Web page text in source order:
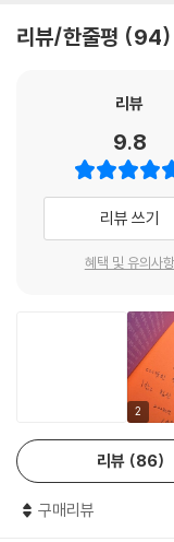
유쾌하다: 바닷바람과 아
적적하다: 딱히 하는 일
지긋지긋하다: 도무지 나
찜찜하다: 먼저 퇴근하라
착잡하다: 걸리적거리
참담하다: 어두운 창고
처량하다: 특별한 일 하나
촉촉하다: 이미 내 마음
편안하다: 금요일 저녁
평화롭다: 수고로움이
포근하다: 봄볕에 기댄
하염없다: 강 언덕 바위
한심스럽다: 리모컨이나
향기롭다: 내 안에 들어
허전하다: 빈자리가 너무
부담스럽다
: 부담스럽다는 것은, 조
네 마음의 줄자와 내 마
향기롭다
: 향기롭다는 것은, 어렴
우리는 모두 자신만 모
『마흔살 위로 사전』에
겨 있다. 긍정적인 마음
고 알차게 선별할 수 있
자의 내공 덕분이다. “그
같은 다독임도, “상처와
본다”(「참담하다」 부
리뷰/한줄평 94
리뷰
9.8
리뷰 쓰기
혜택 및 유의사항
2
리뷰 86
구매리뷰